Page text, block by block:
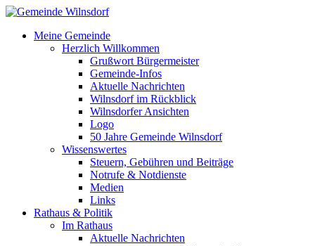
Meine Gemeinde
Herzlich Willkommen
Grußwort Bürgermeister
Gemeinde-Infos
Aktuelle Nachrichten
Wilnsdorf im Rückblick
Wilnsdorfer Ansichten
Logo
50 Jahre Gemeinde Wilnsdorf
Wissenswertes
Steuern, Gebühren und Beiträge
Notrufe & Notdienste
Medien
Links
Rathaus & Politik
Im Rathaus
Aktuelle Nachrichten